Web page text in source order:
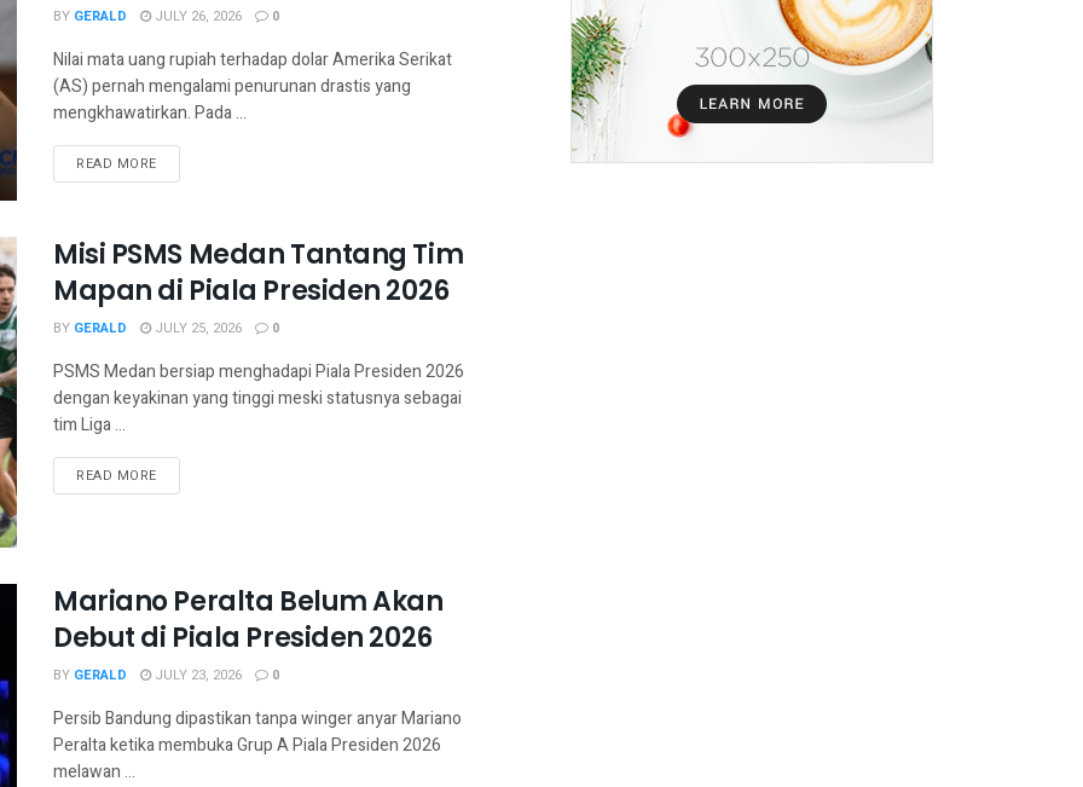
BY GERALD JULY 26, 2026 0
Nilai mata uang rupiah terhadap dolar Amerika Serikat
(AS) pernah mengalami penurunan drastis yang
mengkhawatirkan. Pada ...
READ MORE
Misi PSMS Medan Tantang Tim
Mapan di Piala Presiden 2026
BY GERALD JULY 25, 2026 0
PSMS Medan bersiap menghadapi Piala Presiden 2026
dengan keyakinan yang tinggi meski statusnya sebagai
tim Liga ...
READ MORE
Mariano Peralta Belum Akan
Debut di Piala Presiden 2026
BY GERALD JULY 23, 2026 0
Persib Bandung dipastikan tanpa winger anyar Mariano
Peralta ketika membuka Grup A Piala Presiden 2026
melawan ...